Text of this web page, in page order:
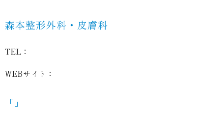
森本整形外科・皮膚科
TEL：
WEBサイト：
「」